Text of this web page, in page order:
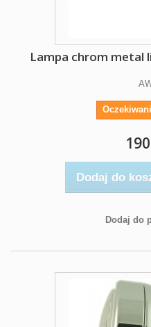
Lampa chrom metal
Dodaj do
Dodaj do